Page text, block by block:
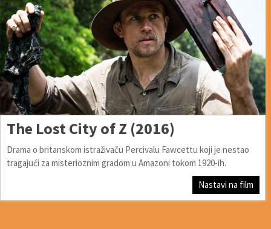
The Lost City of Z (2016)
Drama o britanskom istraživaču Percivalu Fawcettu koji je nestao
tragajući za misterioznim gradom u Amazoni tokom 1920-ih.
Nastavi na film